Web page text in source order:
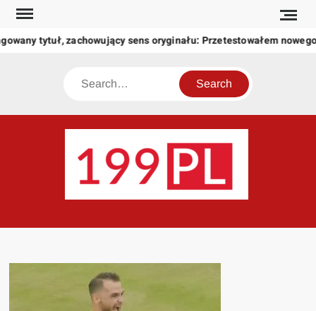
Skip
contenttytuł, zachowujący sens oryginału: Przetestowałem
Search
świat